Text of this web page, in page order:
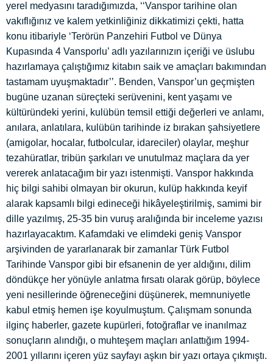
yerel medyasını taradığımızda, ‘‘Vanspor tarihine olan
vakıflığınız ve kalem yetkinliğiniz dikkatimizi çekti, hatta
konu itibariyle ‘Terörün Panzehiri Futbol ve Dünya
Kupasında 4 Vansporlu’ adlı yazılarınızın içeriği ve üslubu
hazırlamaya çalıştığımız kitabın saik ve amaçları bakımından
tastamam uyuşmaktadır’’. Benden, Vanspor’un geçmişten
bugüne uzanan süreçteki serüvenini, kent yaşamı ve
kültüründeki yerini, kulübün temsil ettiği değerleri ve anlamı,
anılara, anlatılara, kulübün tarihinde iz bırakan şahsiyetlere
(amigolar, hocalar, futbolcular, idareciler) olaylar, meşhur
tezahüratlar, tribün şarkıları ve unutulmaz maçlara da yer
vererek anlatacağım bir yazı istenmişti. Vanspor hakkında
hiç bilgi sahibi olmayan bir okurun, kulüp hakkında keyif
alarak kapsamlı bilgi edineceği hikâyeleştirilmiş, samimi bir
dille yazılmış, 25-35 bin vuruş aralığında bir inceleme yazısı
hazırlayacaktım. Kafamdaki ve elimdeki geniş Vanspor
arşivinden de yararlanarak bir zamanlar Türk Futbol
Tarihinde Vanspor gibi bir efsanenin de yer aldığını, dilim
döndükçe her yönüyle anlatma fırsatı olarak görüp, böylece
yeni nesillerinde öğreneceğini düşünerek, memnuniyetle
kabul etmiş hemen işe koyulmuştum. Çalışmam sonunda
ilginç haberler, gazete kupürleri, fotoğraflar ve inanılmaz
sonuçların alındığı, o muhteşem maçları anlattığım 1994-
2001 yıllarını içeren yüz sayfayı aşkın bir yazı ortaya çıkmıştı.